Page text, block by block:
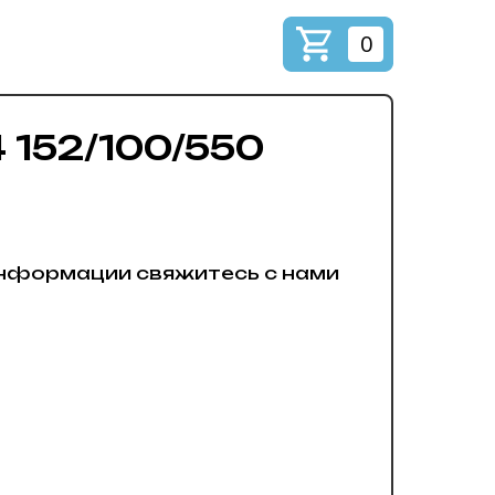
0
100/550
свяжитесь с нами